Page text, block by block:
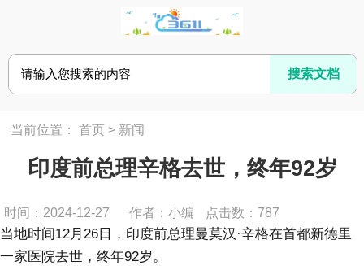
当前位置：首页 > 新闻
印度前总理辛格去世，终年92岁
时间：2024-12-27 作者：小编 点击数： 787
当地时间12月26日，印度前总理曼莫汉·辛格在首都新德里
一家医院去世，终年92岁。